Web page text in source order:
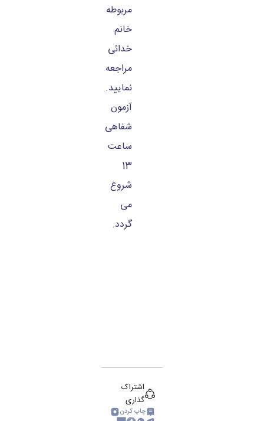
مربوطه
خانم
خدائی
مراجعه
نمایید.
آزمون
شفاهی
ساعت
13
شروع
می
گردد.
اشتراک
گذاری
چاپ کردن